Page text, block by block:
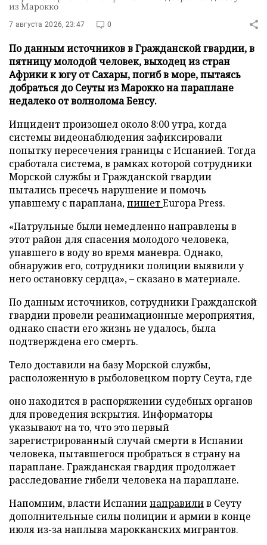
из Марокко
7 августа 2026, 23:47 0
По данным источников в Гражданской гвардии, в
пятницу молодой человек, выходец из стран
Африки к югу от Сахары, погиб в море, пытаясь
добраться до Сеуты из Марокко на параплане
недалеко от волнолома Бенсу.
Инцидент произошел около 8:00 утра, когда
системы видеонаблюдения зафиксировали
попытку пересечения границы с Испанией. Тогда
сработала система, в рамках которой сотрудники
Морской службы и Гражданской гвардии
пытались пресечь нарушение и помочь
упавшему с параплана,пишетEuropa Press.
«Патрульные были немедленно направлены в
этот район для спасения молодого человека,
упавшего в воду во время маневра. Однако,
обнаружив его, сотрудники полиции выявили у
него остановку сердца», – сказано в материале.
По данным источников, сотрудники Гражданской
гвардии провели реанимационные мероприятия,
однако спасти его жизнь не удалось, была
подтверждена его смерть.
Тело доставили на базу Морской службы,
расположенную в рыболовецком порту Сеута, где
оно находится в распоряжении судебных органов
для проведения вскрытия. Информаторы
указывают на то, что это первый
зарегистрированный случай смерти в Испании
человека, пытавшегося пробраться в страну на
параплане. Гражданская гвардия продолжает
расследование гибели человека на параплане.
Напомним, власти Испаниинаправилив Сеуту
дополнительные силы полиции и армии в конце
июля из-за наплыва марокканских мигрантов.